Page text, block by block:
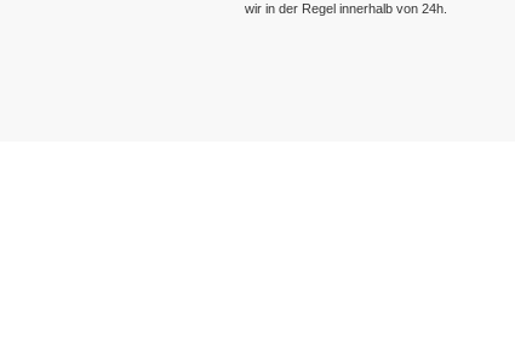
wir in der Regel innerhalb von 24h.